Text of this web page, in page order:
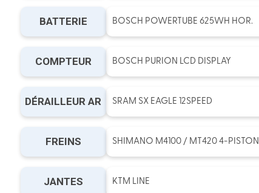
BATTERIE BOSCH POWERTUBE 625WH HOR.
COMPTEUR BOSCH PURION LCD DISPLAY
DÉRAILLEUR AR SRAM SX EAGLE 12SPEED
FREINS SHIMANO M4100 / MT420 4-PISTON
JANTES KTM LINE